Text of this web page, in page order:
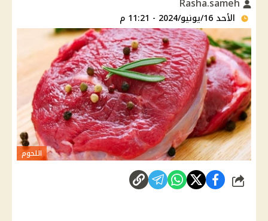
الأحد 16/يونيو/2024 - 11:21 م
اللحوم
شارك